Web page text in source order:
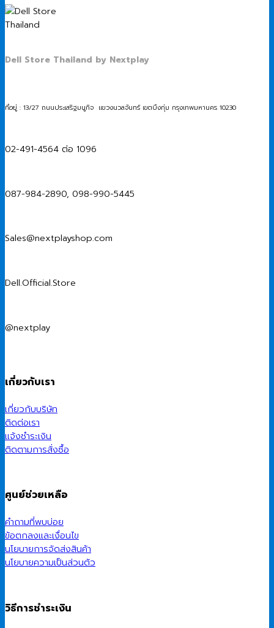
Dell Store Thailand by Nextplay
ที่อยู่ : 13/27 ถนนประเสริฐมนูกิจ แขวงนวลจันทร์ เขตบึงกุ่ม กรุงเทพมหานคร 10230
02-491-4564 ต่อ 1096
087-984-2890, 098-990-5445
Sales@nextplayshop.com
Dell.Official.Store
@nextplay
เกี่ยวกับเรา
เกี่ยวกับบริษัท
ติดต่อเรา
แจ้งชำระเงิน
ติดตามการสั่งซื้อ
ศูนย์ช่วยเหลือ
คำถามที่พบบ่อย
ข้อตกลงและเงื่อนไข
นโยบายการจัดส่งสินค้า
นโยบายความเป็นส่วนตัว
วิธีการชำระเงิน